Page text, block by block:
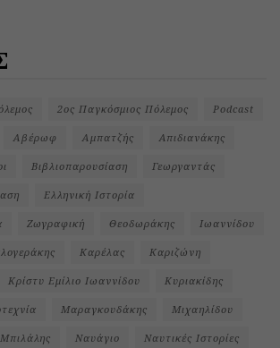
2ος Παγκόσμιος Πόλεμος Podcast
Αβέρωφ Αμπατζής Απιδιανάκης
Βιβλιοπαρουσίαση Γεωργαντάς
Ελληνική Ιστορία
Ζωγραφική Θεοδωράκης Ιωαννίδου
Καρέλας Καριζώνη
Κρίστυ Εμίλιο Ιωαννίδου Κυριακίδης
Μαραγκουδάκης Μιχαηλίδου
Μπιλάλης Ναυάγιο Ναυτικές Ιστορίες